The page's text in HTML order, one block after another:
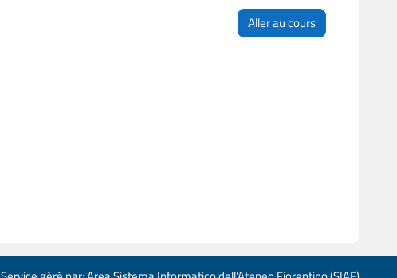
Aller au cours